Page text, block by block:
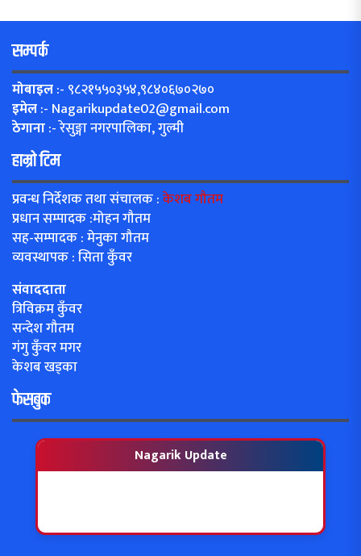
सम्पर्क
मोबाइल:- ९८२१५५०३५४,९८४०६७०२७०
इमेल:- Nagarikupdate02@gmail.com
ठेगाना:- रेसुङ्गा नगरपालिका, गुल्मी
हाम्रो टिम
प्रवन्ध निर्देशक तथा संचालक :केशब गौतम
प्रधान सम्पादक :मोहन गौतम
सह-सम्पादक : मेनुका गौतम
व्यवस्थापक : सिता कुँवर
संवाददाता
त्रिविक्रम कुँवर
सन्देश गौतम
गंगु कुँवर मगर
केशब खड्का
फेसबुक
Nagarik Update